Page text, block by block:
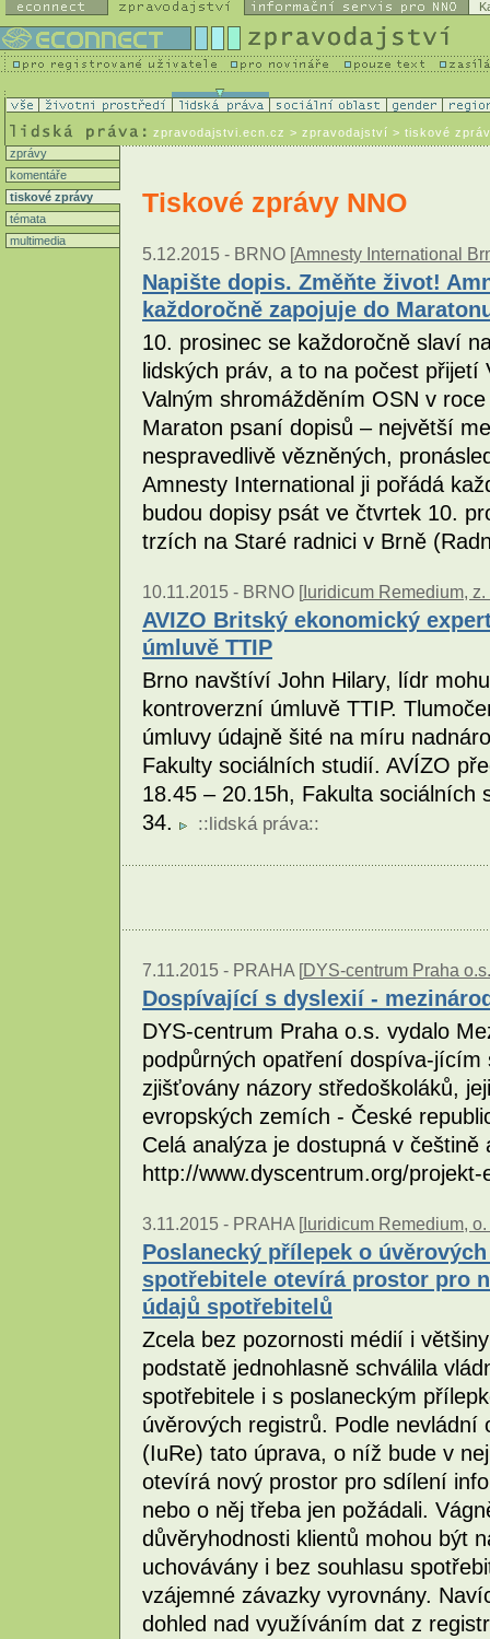
zpravodajstvi.ecn.cz > zpravodajství > tiskové
zprávy
komentáře
tiskové zprávy
témata
multimedia
Tiskové zprávy NNO
5.12.2015 - BRNO [Amnesty International
Napište dopis. Změňte život!
každoročně zapojuje do
10. prosinec se každoročně slaví
lidských práv, a to na počest
Valným shromážděním OSN v
Maraton psaní dopisů – největší
nespravedlivě vězněných,
Amnesty International ji pořádá
budou dopisy psát ve čtvrtek 10.
trzích na Staré radnici v Brně
10.11.2015 - BRNO [Iuridicum Remedium, z.
AVIZO Britský ekonomický
úmluvě TTIP
Brno navštíví John Hilary, lídr
kontroverzní úmluvě TTIP.
úmluvy údajně šité na míru
Fakulty sociálních studií. AVÍZO
18.45 – 20.15h, Fakulta
34.
:: lidská práva::
7.11.2015 - PRAHA [DYS-centrum Praha o.s.
Dospívající s dyslexií -
DYS-centrum Praha o.s. vydalo
podpůrných opatření dospíva-
zjišťovány názory středoškoláků,
evropských zemích - České
Celá analýza je dostupná v češtině
http://www.dyscentrum.org/
3.11.2015 - PRAHA [Iuridicum Remedium, o.
Poslanecký přílepek o
spotřebitele otevírá prostor pro
údajů spotřebitelů
Zcela bez pozornosti médií i
podstatě jednohlasně schválila
spotřebitele i s poslaneckým
úvěrových registrů. Podle nevládní
(IuRe) tato úprava, o níž bude v
otevírá nový prostor pro sdílení
nebo o něj třeba jen požádali.
důvěryhodnosti klientů mohou být
uchovávány i bez souhlasu
vzájemné závazky vyrovnány.
dohled nad využíváním dat z